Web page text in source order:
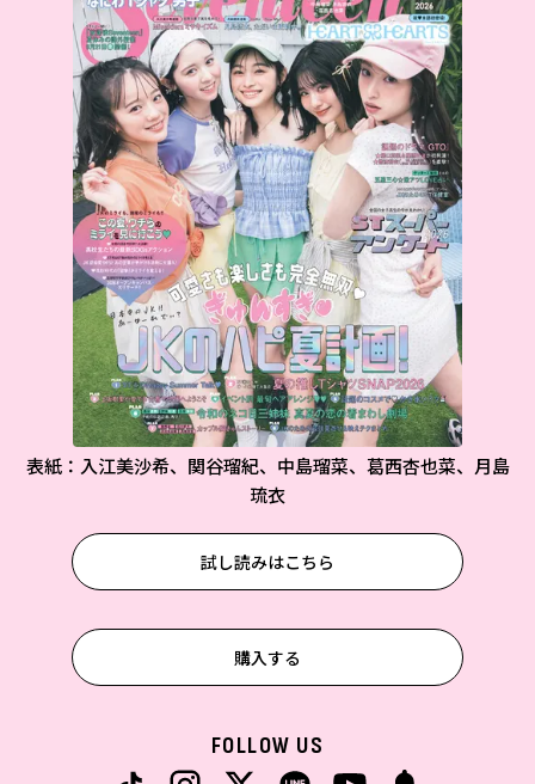
表紙：入江美沙希、関谷瑠紀、中島瑠菜、葛西杏也菜、月島
琉衣
試し読みはこちら
購入する
FOLLOW US